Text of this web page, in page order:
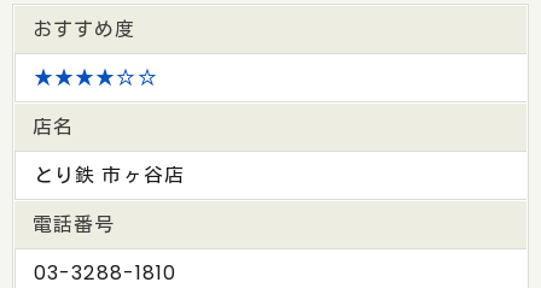
おすすめ度
★★★★☆☆
店名
とり鉄 市ヶ谷店
電話番号
03-3288-1810